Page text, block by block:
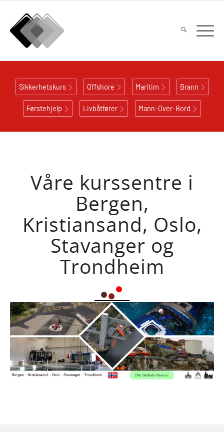
Sikkerhetskurs Offshore Maritim Brann
Førstehjelp Livbåtfører Mann-Over-Bord
Våre kurssentre i
Bergen,
Kristiansand, Oslo,
Stavanger og
Trondheim